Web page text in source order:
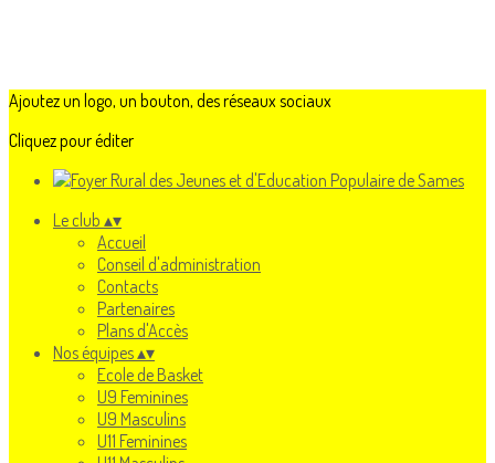
Ajoutez un logo, un bouton, des réseaux sociaux
Cliquez pour éditer
Le club ▴▾
Accueil
Conseil d'administration
Contacts
Partenaires
Plans d'Accès
Nos équipes▴▾
Ecole de Basket
U9 Feminines
U9 Masculins
U11 Feminines